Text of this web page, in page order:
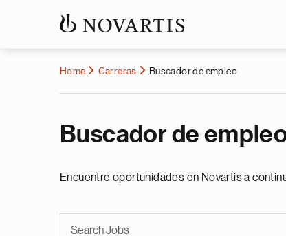
Home Carreras Buscador de empleo
Buscador de
Encuentre oportunidades en Novartis a